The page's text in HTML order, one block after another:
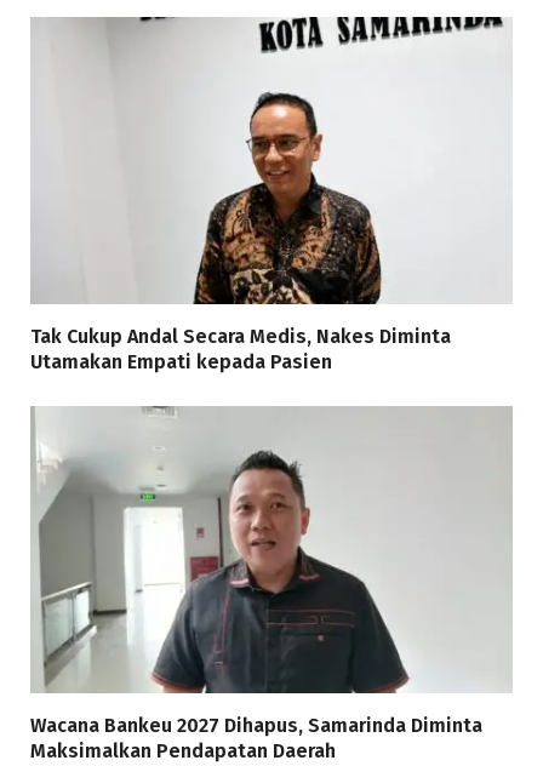
Tak Cukup Andal Secara Medis, Nakes Diminta
Utamakan Empati kepada Pasien
Wacana Bankeu 2027 Dihapus, Samarinda Diminta
Maksimalkan Pendapatan Daerah